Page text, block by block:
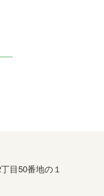
目50番地の１